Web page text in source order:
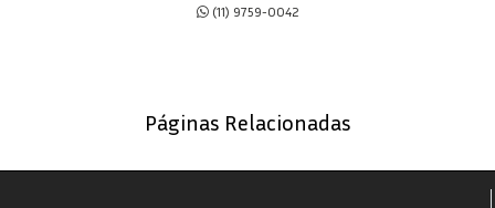
(11) 9759-0042
Páginas Relacionadas